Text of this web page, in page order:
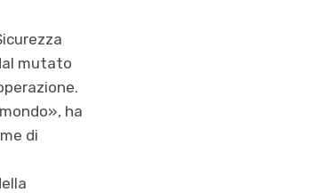
mutato
ha
di